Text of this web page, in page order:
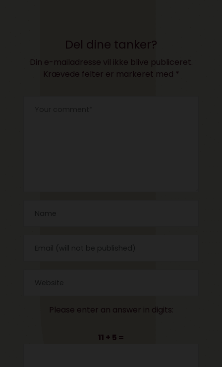
Del dine tanker?
Din e-mailadresse vil ikke blive publiceret.
Krævede felter er markeret med *
Please enter an answer in digits:
11 + 5 =